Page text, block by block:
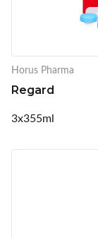
Horus Pharma
Regard
3x355ml